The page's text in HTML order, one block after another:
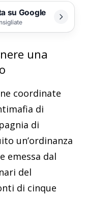
su Google
una
coordinate
di
di
un’ordinanza
emessa dal
del
di cinque